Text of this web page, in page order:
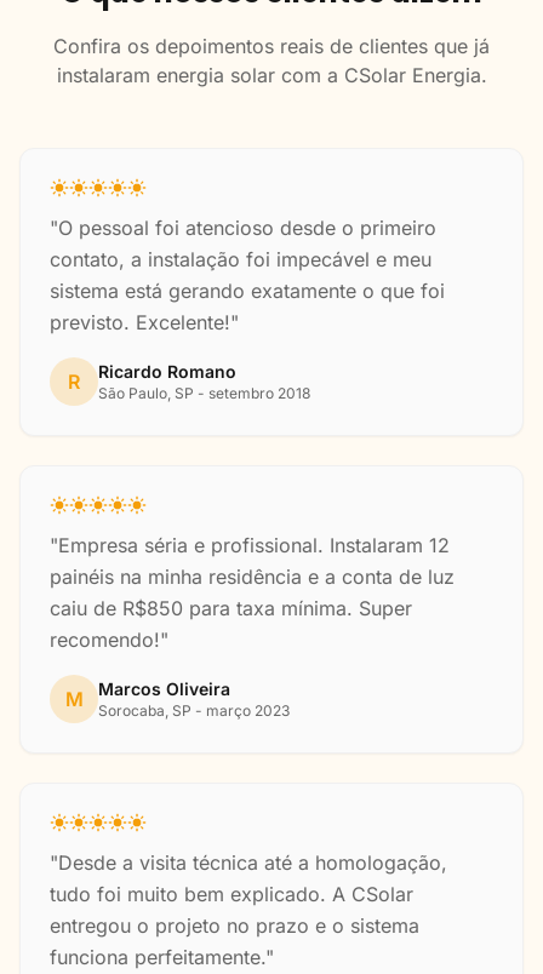
Confira os depoimentos reais de clientes que já
instalaram energia solar com a CSolar Energia.
"O pessoal foi atencioso desde o primeiro
contato, a instalação foi impecável e meu
sistema está gerando exatamente o que foi
previsto. Excelente!"
R Ricardo Romano
São Paulo, SP - setembro 2018
"Empresa séria e profissional. Instalaram 12
painéis na minha residência e a conta de luz
caiu de R$850 para taxa mínima. Super
recomendo!"
M Marcos Oliveira
Sorocaba, SP - março 2023
"Desde a visita técnica até a homologação,
tudo foi muito bem explicado. A CSolar
entregou o projeto no prazo e o sistema
funciona perfeitamente."